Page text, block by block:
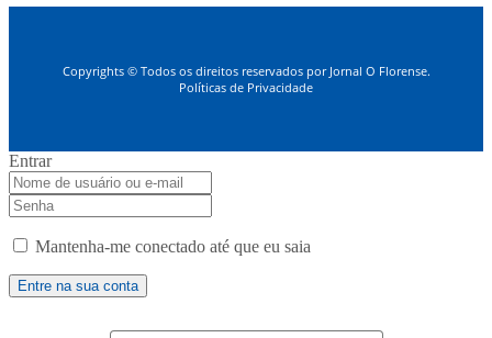
Copyrights © Todos os direitos reservados por Jornal O Florense.
Políticas de Privacidade
Entrar
Mantenha-me conectado até que eu saia